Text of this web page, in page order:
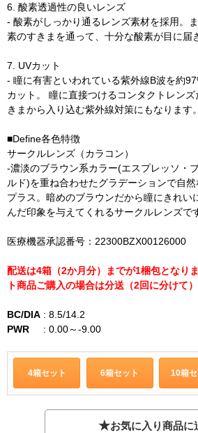
6. 酸素透過性の良いレンズ
- 酸素がしっかり通るレンズ素材を採用。
素のすきまを通って、十分な酸素が目に届
7. UVカット
- 瞳に有害といわれている紫外線B波を約
カット。 瞳に直接つけるコンタクトレン
きまから入り込む紫外線対策にもなります。
■Define各色特徴
サークルレンズ（カラコン）
-濃淡のブラウン系カラー(エスプレッソ・
ルド)を重ね合わせたグラデーションで自
プラス。暗めのブラウンだから瞳にきれい
んだ印象を与えてくれるサークルレンズで
医療機器承認番号：22300BZX00126000
配送は4箱（2か月分）までが1梱包となり
ト商品ご購入の場合は分送（2回に分けて
BC/DIA : 8.5/14.2
PWR
: 0.00～-9.00
4箱セット 6箱セット 10箱セ
★お気に入り商品に